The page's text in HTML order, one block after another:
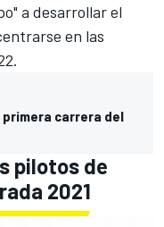
a desarrollar el
en las
.
carrera del
pilotos de
2021